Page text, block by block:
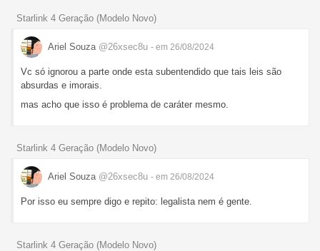
Starlink 4 Geração (Modelo Novo)
Ariel Souza @26xsec8u - em 26/08/2024
Vc só ignorou a parte onde esta subentendido que tais leis são
absurdas e imorais.
mas acho que isso é problema de caráter mesmo.
Starlink 4 Geração (Modelo Novo)
Ariel Souza @26xsec8u - em 26/08/2024
Por isso eu sempre digo e repito: legalista nem é gente.
Starlink 4 Geração (Modelo Novo)